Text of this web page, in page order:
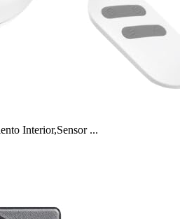
Interior,Sensor ...